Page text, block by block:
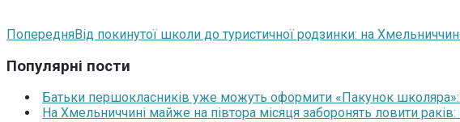
ПопередняВід покинутої школи до туристичної родзинки: на
Популярні пости
Батьки першокласників уже можуть оформити «Пакунок школяра»:
На Хмельниччині майже на півтора місяця заборонять ловити